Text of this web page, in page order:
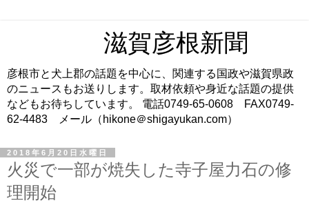
滋賀彦根新聞
彦根市と犬上郡の話題を中心に、関連する国政や滋賀県政
のニュースもお送りします。取材依頼や身近な話題の提供
などもお待ちしています。 電話0749-65-0608 FAX0749-
62-4483 メール（hikone＠shigayukan.com）
2018年6月20日水曜日
火災で一部が焼失した寺子屋力石の修
理開始